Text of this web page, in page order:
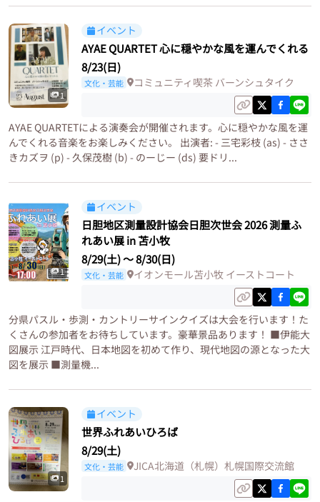
1
イベント
AYAE QUARTET 心に穏やかな風を運んでくれる
8/23(日)
文化・芸能 コミュニティ喫茶 バーンシュタイク
AYAE QUARTETによる演奏会が開催されます。心に穏やかな風を運
んでくれる音楽をお楽しみください。 出演者: - 三宅彩枝 (as) - ささ
きカズヲ (p) - 久保茂樹 (b) - のーじー (ds) 要ドリ...
1
イベント
日胆地区測量設計協会日胆次世会 2026 測量ふ
れあい展 in 苫小牧
8/29(土)〜8/30(日)
文化・芸能 イオンモール苫小牧 イーストコート
分県パスル・歩測・カントリーサインクイズは大会を行います！た
くさんの参加者をお待ちしています。豪華景品あります！ ■伊能大
図展示 江戸時代、日本地図を初めて作り、現代地図の源となった大
図を展示 ■測量機...
1
イベント
世界ふれあいひろば
8/29(土)
文化・芸能 JICA北海道（札幌）札幌国際交流館